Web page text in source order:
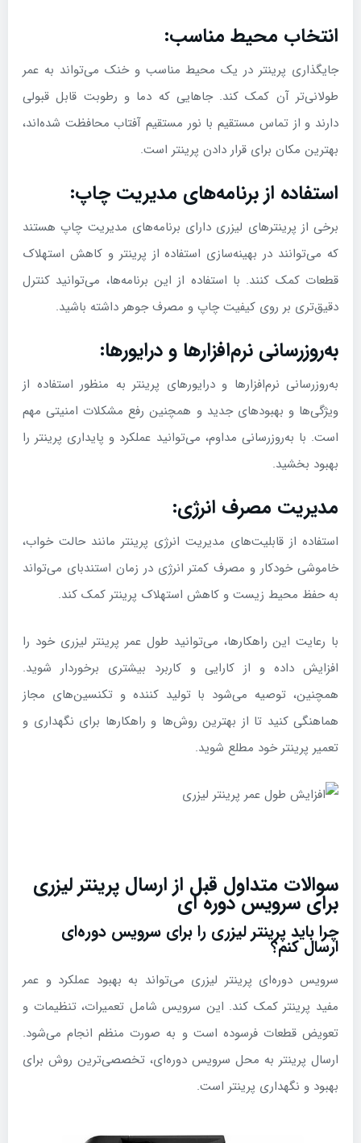
انتخاب محیط مناسب:
جایگذاری پرینتر در یک محیط مناسب و خنک می‌تواند به عمر
طولانی‌تر آن کمک کند. جاهایی که دما و رطوبت قابل قبولی
دارند و از تماس مستقیم با نور مستقیم آفتاب محافظت شده‌اند،
بهترین مکان برای قرار دادن پرینتر است.
استفاده از برنامه‌های مدیریت چاپ:
برخی از پرینترهای لیزری دارای برنامه‌های مدیریت چاپ هستند
که می‌توانند در بهینه‌سازی استفاده از پرینتر و کاهش استهلاک
قطعات کمک کنند. با استفاده از این برنامه‌ها، می‌توانید کنترل
دقیق‌تری بر روی کیفیت چاپ و مصرف جوهر داشته باشید.
به‌روزرسانی نرم‌افزارها و درایورها:
به‌روزرسانی نرم‌افزارها و درایورهای پرینتر به منظور استفاده از
ویژگی‌ها و بهبودهای جدید و همچنین رفع مشکلات امنیتی مهم
است. با به‌روزرسانی مداوم، می‌توانید عملکرد و پایداری پرینتر را
بهبود بخشید.
مدیریت مصرف انرژی:
استفاده از قابلیت‌های مدیریت انرژی پرینتر مانند حالت خواب،
خاموشی خودکار و مصرف کمتر انرژی در زمان استندبای می‌تواند
به حفظ محیط زیست و کاهش استهلاک پرینتر کمک کند.
با رعایت این راهکارها، می‌توانید طول عمر پرینتر لیزری خود را
افزایش داده و از کارایی و کاربرد بیشتری برخوردار شوید.
همچنین، توصیه می‌شود با تولید کننده و تکنسین‌های مجاز
هماهنگی کنید تا از بهترین روش‌ها و راهکارها برای نگهداری و
تعمیر پرینتر خود مطلع شوید.
سوالات متداول قبل از ارسال پرینتر لیزری
برای سرویس دوره ای
چرا باید پرینتر لیزری را برای سرویس دوره‌ای
ارسال کنم؟
سرویس دوره‌ای پرینتر لیزری می‌تواند به بهبود عملکرد و عمر
مفید پرینتر کمک کند. این سرویس شامل تعمیرات، تنظیمات و
تعویض قطعات فرسوده است و به صورت منظم انجام می‌شود.
ارسال پرینتر به محل سرویس دوره‌ای، تخصصی‌ترین روش برای
بهبود و نگهداری پرینتر است.